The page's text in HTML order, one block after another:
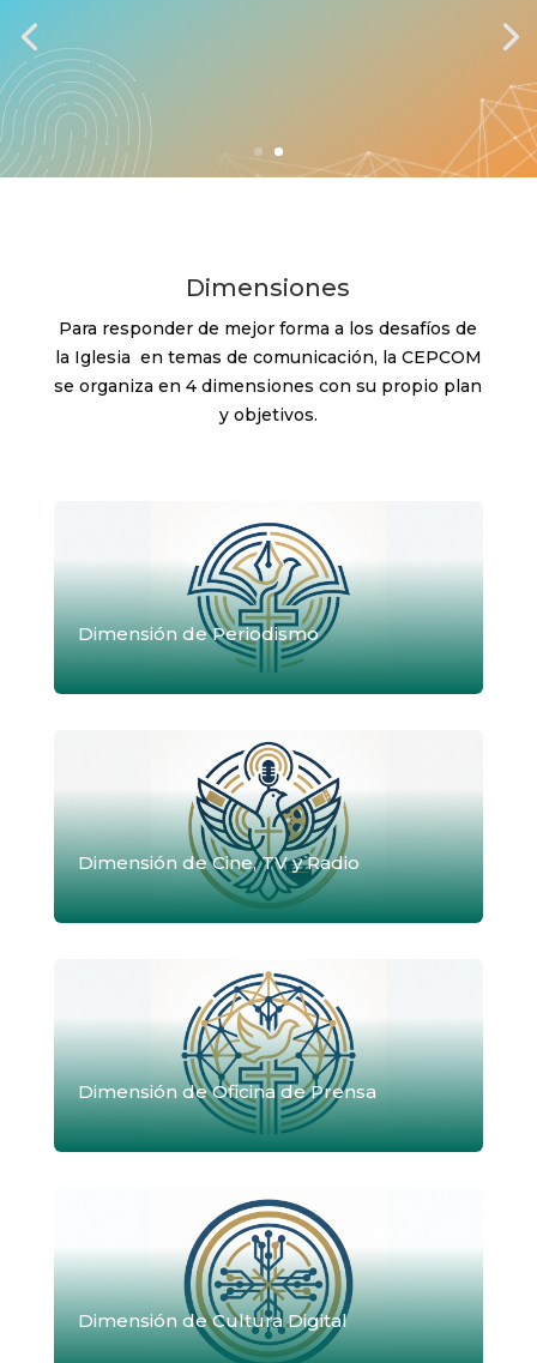
Custodiar voces y rostros humanos
Ver más información
Dimensiones
Para responder de mejor forma a los desafíos de
la Iglesia en temas de comunicación, la CEPCOM
se organiza en 4 dimensiones con su propio plan
y objetivos.
Dimensión de Periodismo
Dimensión de Cine, TV y Radio
Dimensión de Oficina de Prensa
Dimensión de Cultura Digital